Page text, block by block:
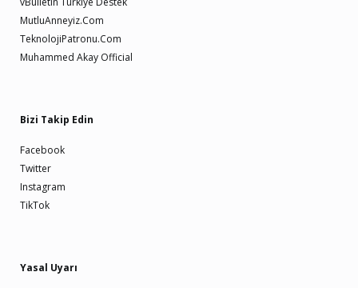
MutluAnneyiz.Com
TeknolojiPatronu.Com
Muhammed Akay Official
Bizi Takip Edin
Facebook
Twitter
Instagram
TikTok
Yasal Uyarı